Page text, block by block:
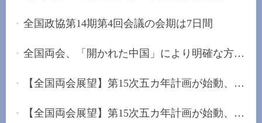
全国政協第14期第4回会議の会期は7日間
全国両会、「開かれた中国」により明確な方向性を...
【全国両会展望】第15次五カ年計画が始動、未来産...
【全国両会展望】第15次五カ年計画が始動、「安定...